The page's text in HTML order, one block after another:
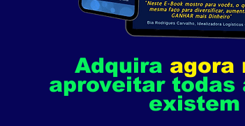
Adquira agora
aproveitar todas
existem